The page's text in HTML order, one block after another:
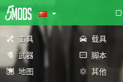
工具 载具
武器
脚本
地图
其他